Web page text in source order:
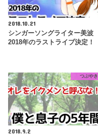
2018.10.21
シンガーソングライター美波
2018年のラストライブ決定！
つぶやき
2018.9.2